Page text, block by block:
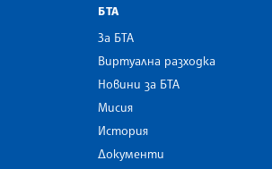
БТА
За БТА
Виртуална разходка
Новини за БТА
Мисия
История
Документи